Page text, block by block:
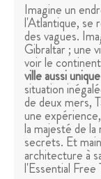
Imagine un
l'Atlantique, se
des vagues.
Gibraltar ; une
voir le
ville aussi
situation
de deux mers,
une
la majesté de
secrets. Et
architecture à
l'Essential Free